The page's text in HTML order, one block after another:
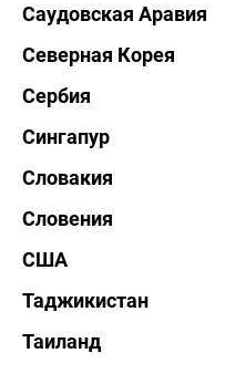
Саудовская Аравия
Северная Корея
Сербия
Сингапур
Словакия
Словения
США
Таджикистан
Таиланд